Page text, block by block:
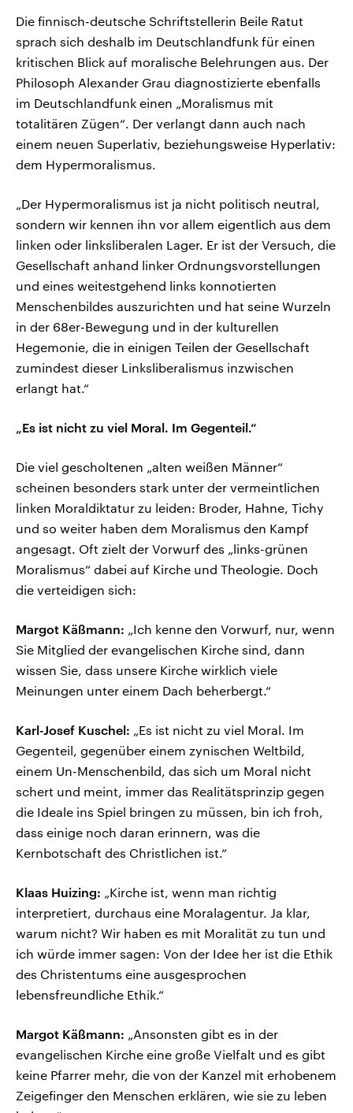
Die finnisch-deutsche Schriftstellerin Beile Ratut
sprach sich deshalb im Deutschlandfunk für einen
kritischen Blick auf moralische Belehrungen aus. Der
Philosoph Alexander Grau diagnostizierte ebenfalls
im Deutschlandfunk einen „Moralismus mit
totalitären Zügen“. Der verlangt dann auch nach
einem neuen Superlativ, beziehungsweise Hyperlativ:
dem Hypermoralismus.
„Der Hypermoralismus ist ja nicht politisch neutral,
sondern wir kennen ihn vor allem eigentlich aus dem
linken oder linksliberalen Lager. Er ist der Versuch, die
Gesellschaft anhand linker Ordnungsvorstellungen
und eines weitestgehend links konnotierten
Menschenbildes auszurichten und hat seine Wurzeln
in der 68er-Bewegung und in der kulturellen
Hegemonie, die in einigen Teilen der Gesellschaft
zumindest dieser Linksliberalismus inzwischen
erlangt hat.“
„Es ist nicht zu viel Moral. Im Gegenteil.“
Die viel gescholtenen „alten weißen Männer“
scheinen besonders stark unter der vermeintlichen
linken Moraldiktatur zu leiden: Broder, Hahne, Tichy
und so weiter haben dem Moralismus den Kampf
angesagt. Oft zielt der Vorwurf des „links-grünen
Moralismus“ dabei auf Kirche und Theologie. Doch
die verteidigen sich:
Margot Käßmann: „Ich kenne den Vorwurf, nur, wenn
Sie Mitglied der evangelischen Kirche sind, dann
wissen Sie, dass unsere Kirche wirklich viele
Meinungen unter einem Dach beherbergt.“
Karl-Josef Kuschel: „Es ist nicht zu viel Moral. Im
Gegenteil, gegenüber einem zynischen Weltbild,
einem Un-Menschenbild, das sich um Moral nicht
schert und meint, immer das Realitätsprinzip gegen
die Ideale ins Spiel bringen zu müssen, bin ich froh,
dass einige noch daran erinnern, was die
Kernbotschaft des Christlichen ist.“
Klaas Huizing: „Kirche ist, wenn man richtig
interpretiert, durchaus eine Moralagentur. Ja klar,
warum nicht? Wir haben es mit Moralität zu tun und
ich würde immer sagen: Von der Idee her ist die Ethik
des Christentums eine ausgesprochen
lebensfreundliche Ethik.“
Margot Käßmann: „Ansonsten gibt es in der
evangelischen Kirche eine große Vielfalt und es gibt
keine Pfarrer mehr, die von der Kanzel mit erhobenem
Zeigefinger den Menschen erklären, wie sie zu leben